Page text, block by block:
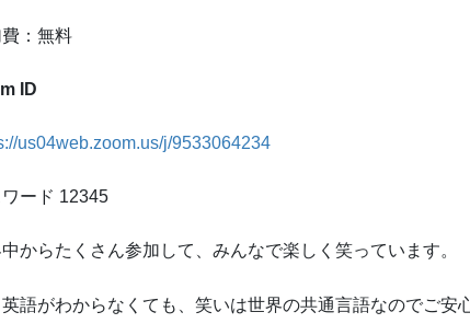
：無料
ID
us04web.zoom.us/j/9533064234
ード 12345
からたくさん参加して、みんなで楽しく笑っています。
英語がわからなくても、笑いは世界の共通言語なのでご安